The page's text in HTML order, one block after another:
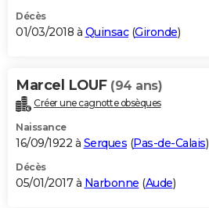
Décès
01/03/2018 à Quinsac(Gironde)
Marcel LOUF (94 ans)
Créer une cagnotte obsèques
Naissance
16/09/1922 à Serques (Pas-de-Calais)
Décès
05/01/2017 à Narbonne (Aude)